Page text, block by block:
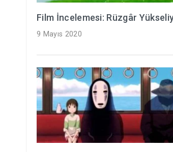
Film İncelemesi: Rüzgâr
9 Mayıs 2020